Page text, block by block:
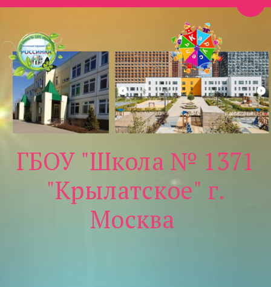
ГБОУ "Школа № 1371
"Крылатское" г.
Москва